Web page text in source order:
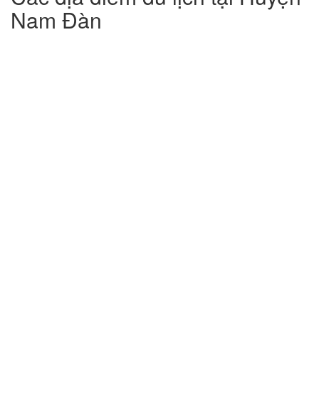
Nam Đàn